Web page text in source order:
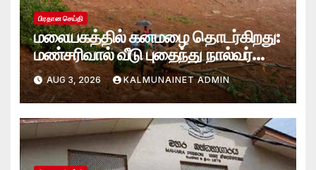
பிரதான செய்தி
மலையகத்தில் கனமழை தொடர்கிறது:
மண்சரிவால் வீடு புதைந்து நால்வர்
மாயம்
AUG 3, 2026 KALMUNAINET ADMIN